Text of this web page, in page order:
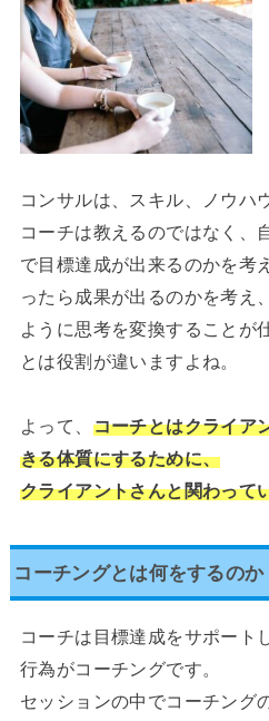
コンサルは、スキル、ノウハ
コーチは教えるのではなく、
で目標達成が出来るのかを考
ったら成果が出るのかを考え
ように思考を変換することが
とは役割が違いますよね。
よって、 コーチとはクライア
きる体質にするために、
クライアントさんと関わって
コーチングとは何をするのか
コーチは目標達成をサポート
行為がコーチングです。
セッションの中でコーチング